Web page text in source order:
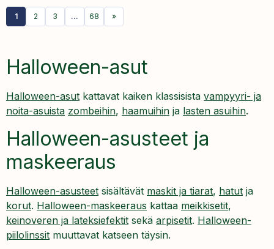
1 2 3 … 68 »
Halloween-asut
Halloween-asut kattavat kaiken klassisista vampyyri- ja
noita-asuista zombeihin, haamuihin ja lasten asuihin.
Halloween-asusteet ja
maskeeraus
Halloween-asusteet sisältävät maskit ja tiarat, hatut ja
korut. Halloween-maskeeraus kattaa meikkisetit,
keinoveren ja lateksiefektit sekä arpisetit. Halloween-
piilolinssit muuttavat katseen täysin.